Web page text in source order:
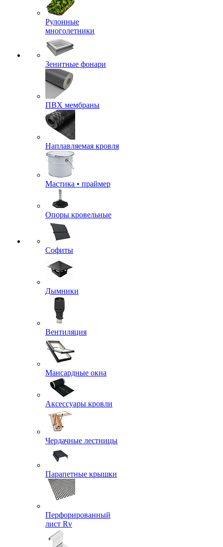
Рулонные
многолетники
Зенитные фонари
ПВХ мембраны
Наплавляемая кровля
Мастика • праймер
Опоры кровельные
Софиты
Дымники
Вентиляция
Мансардные окна
Аксессуары кровли
Чердачные лестницы
Парапетные крышки
Перфорированный
лист Rv